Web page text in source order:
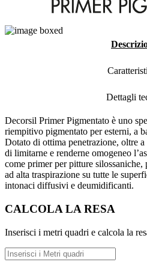
Dettagli
Decorsil Primer Pigmentato è uno
riempitivo pigmentato per esterni, a
Dotato di ottima penetrazione, oltre
di limitarne e renderne omogeneo
come primer per pitture
ad alta traspirazione su tutte le
intonaci diffusivi e deumidificanti.
CALCOLA LA RESA
Inserisci i metri quadri e calcola la